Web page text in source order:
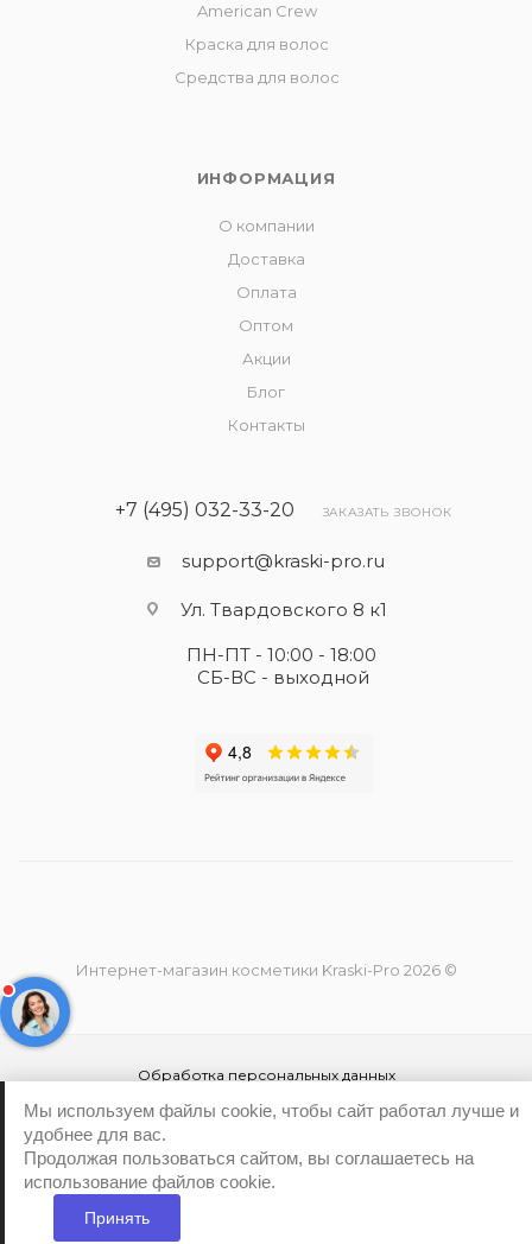
American Crew
Краска для волос
Средства для волос
ИНФОРМАЦИЯ
О компании
Доставка
Оплата
Оптом
Акции
Блог
Контакты
+7 (495) 032-33-20 ЗАКАЗАТЬ ЗВОНОК
support@kraski-pro.ru
Ул. Твардовского 8 к1
ПН-ПТ - 10:00 - 18:00
СБ-ВС - выходной
Интернет-магазин косметики Kraski-Pro 2026 ©
Обработка персональных данных
Политика конфиденциальности
Мы используем файлы cookie, чтобы сайт работал лучше и
удобнее для вас.
Продолжая пользоваться сайтом, вы соглашаетесь на
использование файлов cookie.
Принять